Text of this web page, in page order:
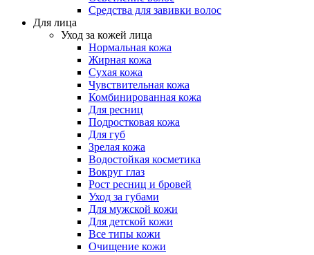
Средства для завивки волос
Для лица
Уход за кожей лица
Нормальная кожа
Жирная кожа
Сухая кожа
Чувствительная кожа
Комбинированная кожа
Для ресниц
Подростковая кожа
Для губ
Зрелая кожа
Водостойкая косметика
Вокруг глаз
Рост ресниц и бровей
Уход за губами
Для мужской кожи
Для детской кожи
Все типы кожи
Очищение кожи